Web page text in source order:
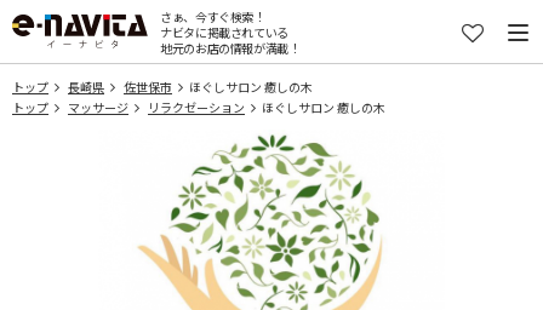
さぁ、今すぐ検索！
ナビタに掲載されている
地元のお店の情報が満載！
トップ 長崎県 佐世保市
ほぐしサロン 癒しの木
トップ
マッサージ リラクゼーション ほぐしサロン 癒しの木